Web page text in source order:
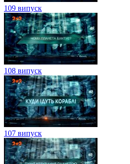
109 випуск
108 випуск
107 випуск